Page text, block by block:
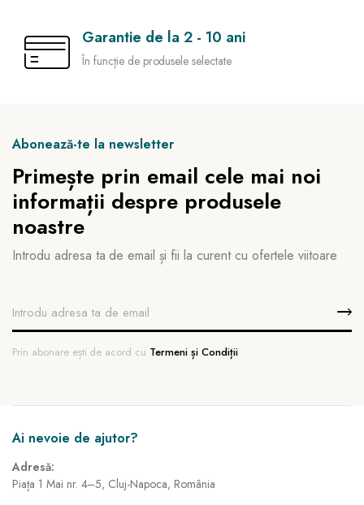
Garantie de la 2 - 10 ani
În funcție de produsele selectate
Abonează-te la newsletter
Primește prin email cele mai noi
informații despre produsele
noastre
Introdu adresa ta de email și fii la curent cu ofertele viitoare
Prin abonare ești de acord cu Termeni și Condiții
Ai nevoie de ajutor?
Adresă:
Piața 1 Mai nr. 4–5, Cluj-Napoca, România